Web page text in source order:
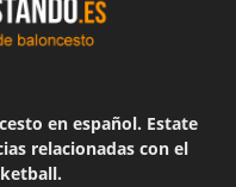
en español. Estate
relacionadas con el